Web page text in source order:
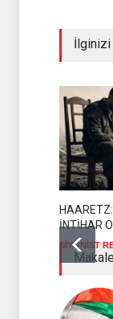
İNTİHAR
SİYONİST